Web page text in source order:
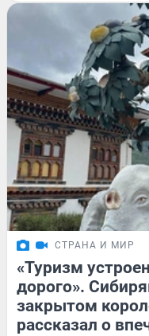
СТРАНА И МИР
«Туризм
дорого».
закрытом
рассказал о